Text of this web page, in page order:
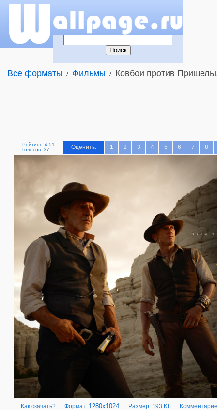
Все форматы / Фильмы / Ковбои против
Рейтинг: 4.51
Голосов: 37
Оценить: 1 2 3 4 5 6 7 8
Как скачать? Формат: 1280x1024 Размер: 193 Kb